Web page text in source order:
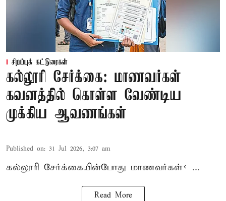
சிறப்புக் கட்டுரைகள்
கல்லூரி சேர்க்கை: மாணவர்கள்
கவனத்தில் கொள்ள வேண்டிய
முக்கிய ஆவணங்கள்
Published on: 31 Jul 2026, 3:07 am
கல்லூரி சேர்க்கையின்போது மாணவர்கள்< ...
Read More